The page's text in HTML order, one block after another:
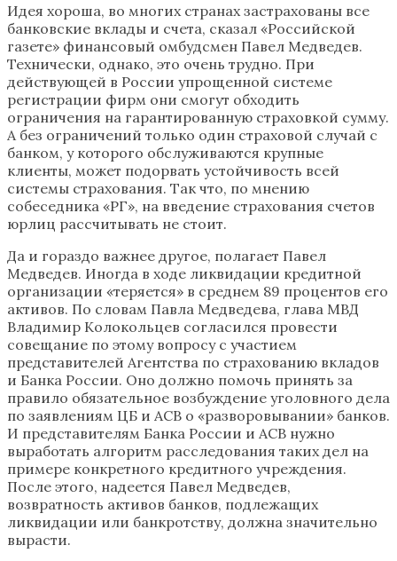
Идея хороша, во многих странах застрахованы все
банковские вклады и счета, сказал «Российской
газете» финансовый омбудсмен Павел Медведев.
Технически, однако, это очень трудно. При
действующей в России упрощенной системе
регистрации фирм они смогут обходить
ограничения на гарантированную страховкой сумму.
А без ограничений только один страховой случай с
банком, у которого обслуживаются крупные
клиенты, может подорвать устойчивость всей
системы страхования. Так что, по мнению
собеседника «РГ», на введение страхования счетов
юрлиц рассчитывать не стоит.
Да и гораздо важнее другое, полагает Павел
Медведев. Иногда в ходе ликвидации кредитной
организации «теряется» в среднем 89 процентов его
активов. По словам Павла Медведева, глава МВД
Владимир Колокольцев согласился провести
совещание по этому вопросу с участием
представителей Агентства по страхованию вкладов
и Банка России. Оно должно помочь принять за
правило обязательное возбуждение уголовного дела
по заявлениям ЦБ и АСВ о «разворовывании» банков.
И представителям Банка России и АСВ нужно
выработать алгоритм расследования таких дел на
примере конкретного кредитного учреждения.
После этого, надеется Павел Медведев,
возвратность активов банков, подлежащих
ликвидации или банкротству, должна значительно
вырасти.